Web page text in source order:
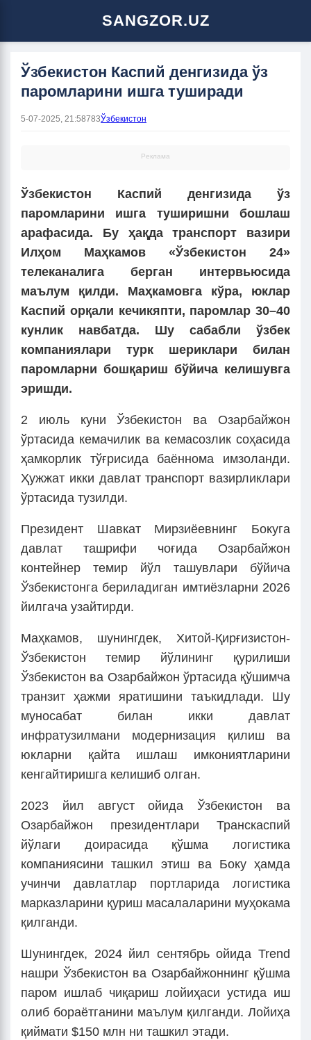
SANGZOR.UZ
Ўзбекистон Каспий денгизида ўз
паромларини ишга туширади
5-07-2025, 21:58783Ўзбекистон
Реклама
Ўзбекистон Каспий денгизида ўз
паромларини ишга туширишни бошлаш
арафасида. Бу ҳақда транспорт вазири
Илҳом Маҳкамов «Ўзбекистон 24»
телеканалига берган интервьюсида
маълум қилди. Маҳкамовга кўра, юклар
Каспий орқали кечикяпти, паромлар 30–40
кунлик навбатда. Шу сабабли ўзбек
компаниялари турк шериклари билан
паромларни бошқариш бўйича келишувга
эришди.
2 июль куни Ўзбекистон ва Озарбайжон
ўртасида кемачилик ва кемасозлик соҳасида
ҳамкорлик тўғрисида баённома имзоланди.
Ҳужжат икки давлат транспорт вазирликлари
ўртасида тузилди.
Президент Шавкат Мирзиёевнинг Бокуга
давлат ташрифи чоғида Озарбайжон
контейнер темир йўл ташувлари бўйича
Ўзбекистонга бериладиган имтиёзларни 2026
йилгача узайтирди.
Маҳкамов, шунингдек, Хитой-Қирғизистон-
Ўзбекистон темир йўлининг қурилиши
Ўзбекистон ва Озарбайжон ўртасида қўшимча
транзит ҳажми яратишини таъкидлади. Шу
муносабат билан икки давлат
инфратузилмани модернизация қилиш ва
юкларни қайта ишлаш имкониятларини
кенгайтиришга келишиб олган.
2023 йил август ойида Ўзбекистон ва
Озарбайжон президентлари Транскаспий
йўлаги доирасида қўшма логистика
компаниясини ташкил этиш ва Боку ҳамда
учинчи давлатлар портларида логистика
марказларини қуриш масалаларини муҳокама
қилганди.
Шунингдек, 2024 йил сентябрь ойида Trend
нашри Ўзбекистон ва Озарбайжоннинг қўшма
паром ишлаб чиқариш лойиҳаси устида иш
олиб бораётганини маълум қилганди. Лойиҳа
қиймати $150 млн ни ташкил этади.